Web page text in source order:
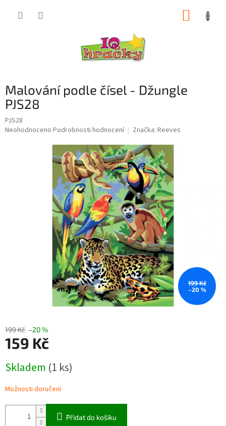
Malování podle čísel - Džungle
PJS28
PJS28
Průměrné
Neohodnoceno Podrobnosti hodnocení Značka: Reeves
199 Kč
–20 %
199 Kč –20 %
159 Kč
cena:
Skladem (1 ks)
Možnosti doručení
Přidat do košíku